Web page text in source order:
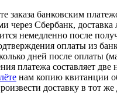
заказа банковским
через Сбербанк, доставка
немедленно после
оплаты из
дней после оплаты
платежа составляет две
нам копию квитанции
доставку в тот же